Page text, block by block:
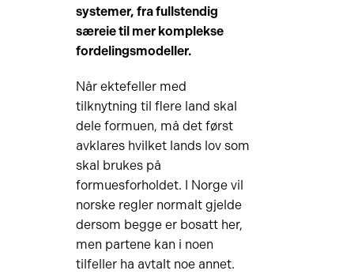
systemer, fra fullstendig
særeie til mer komplekse
fordelingsmodeller.
Når ektefeller med
tilknytning til flere land skal
dele formuen, må det først
avklares hvilket lands lov som
skal brukes på
formuesforholdet. I Norge vil
norske regler normalt gjelde
dersom begge er bosatt her,
men partene kan i noen
tilfeller ha avtalt noe annet.